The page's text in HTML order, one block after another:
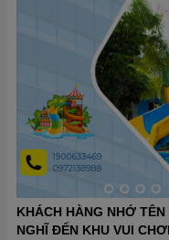
KHÁCH HÀNG NHỚ
NGHĨ ĐẾN KHU VUI CHƠI